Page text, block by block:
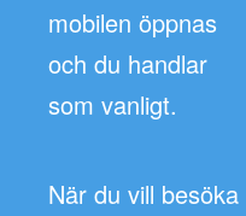
mobilen öppnas
och du handlar
som vanligt.
När du vill besöka